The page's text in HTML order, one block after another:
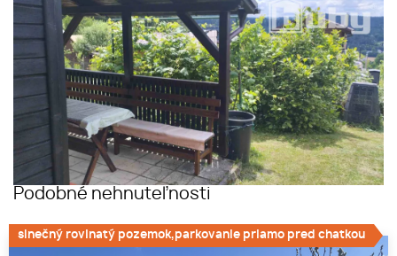
Podobné nehnuteľnosti
slnečný rovinatý pozemok,parkovanie priamo pred chatkou